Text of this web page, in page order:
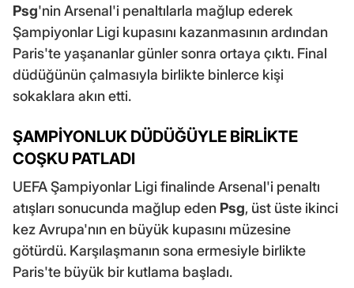
Psg'nin Arsenal'i penaltılarla mağlup ederek
Şampiyonlar Ligi kupasını kazanmasının ardından
Paris'te yaşananlar günler sonra ortaya çıktı. Final
düdüğünün çalmasıyla birlikte binlerce kişi
sokaklara akın etti.
ŞAMPİYONLUK DÜDÜĞÜYLE BİRLİKTE
COŞKU PATLADI
UEFA Şampiyonlar Ligi finalinde Arsenal'i penaltı
atışları sonucunda mağlup eden Psg, üst üste ikinci
kez Avrupa'nın en büyük kupasını müzesine
götürdü. Karşılaşmanın sona ermesiyle birlikte
Paris'te büyük bir kutlama başladı.